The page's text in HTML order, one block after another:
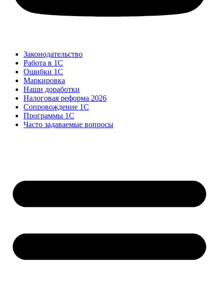
Законодательство
Работа в 1С
Ошибки 1С
Маркировка
Наши доработки
Налоговая реформа 2026
Сопровождение 1С
Программы 1С
Часто задаваемые вопросы